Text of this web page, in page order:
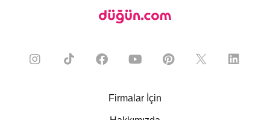
Firmalar İçin